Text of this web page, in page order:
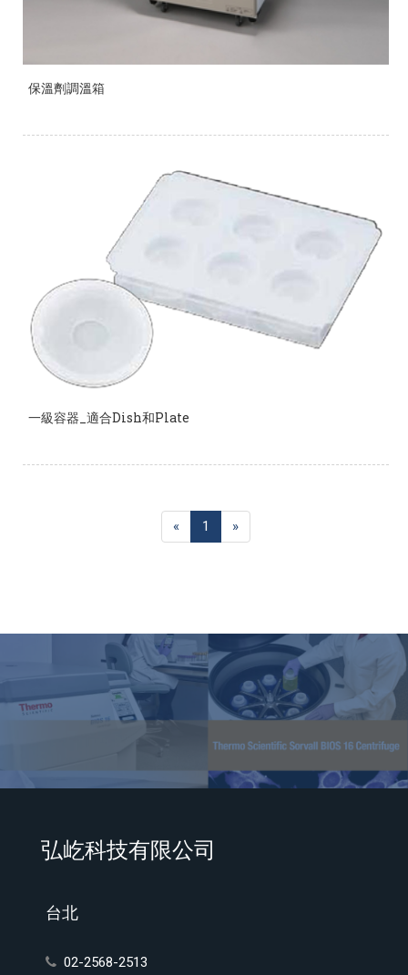
保溫劑調溫箱
一級容器_適合Dish和Plate
« 1 »
弘屹科技有限公司
台北
02-2568-2513